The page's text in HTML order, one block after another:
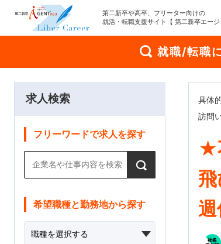
第二新卒や高卒、フリーター向けの
就活・転職支援サイト【 第二新卒エージ
就職/転職
求人検索
フリーワードで求人を探す
希望職種と勤務地から探す
具体
訪問
★